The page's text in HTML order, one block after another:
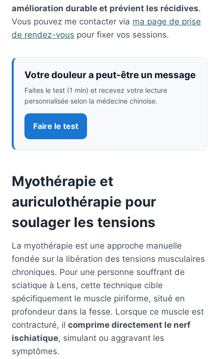
amélioration durable et prévient les récidives.
Vous pouvez me contacter via ma page de prise
de rendez-vous pour fixer vos sessions.
Votre douleur a peut-être un message
Faites le test (1 min) et recevez votre lecture
personnalisée selon la médecine chinoise.
Faire le test
Myothérapie et
auriculothérapie pour
soulager les tensions
La myothérapie est une approche manuelle
fondée sur la libération des tensions musculaires
chroniques. Pour une personne souffrant de
sciatique à Lens, cette technique cible
spécifiquement le muscle piriforme, situé en
profondeur dans la fesse. Lorsque ce muscle est
contracturé, il comprime directement le nerf
ischiatique, simulant ou aggravant les
symptômes.